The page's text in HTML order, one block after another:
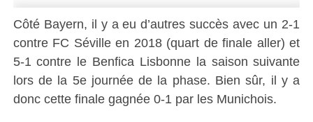
Côté Bayern, il y a eu d’autres succès avec un 2-1
contre FC Séville en 2018 (quart de finale aller) et
5-1 contre le Benfica Lisbonne la saison suivante
lors de la 5e journée de la phase. Bien sûr, il y a
donc cette finale gagnée 0-1 par les Munichois.